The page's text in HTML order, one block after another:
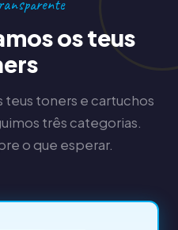
os teus
toners e cartuchos
três categorias.
o que esperar.